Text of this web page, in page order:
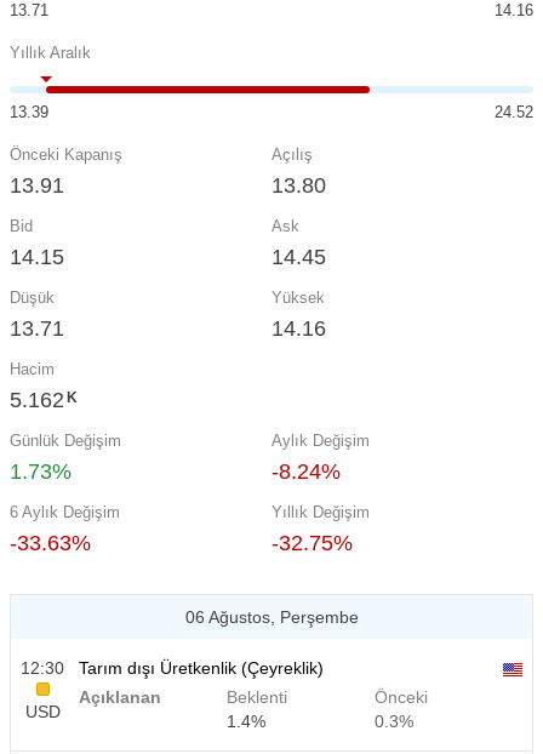
13.71 14.16
Yıllık Aralık
13.39 24.52
Önceki Kapanış
13.91
Açılış
13.80
Bid
14.15
Ask
14.45
Düşük
13.71
Yüksek
14.16
Hacim
5.162 K
Günlük Değişim
1.73%
Aylık Değişim
-8.24%
6 Aylık Değişim
-33.63%
Yıllık Değişim
-32.75%
06 Ağustos, Perşembe
12:30
USD
Tarım dışı Üretkenlik (Çeyreklik)
Açıklanan
Beklenti
1.4%
Önceki
0.3%